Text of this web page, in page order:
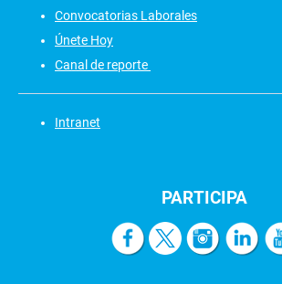
Convocatorias Laborales
Únete Hoy
Canal de reporte
Intranet
PARTICIPA